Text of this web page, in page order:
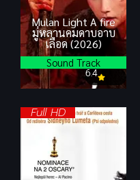
Mulan Light A fire
มู่หลานคมดาบอาบ
เลือด (2026)
6.4
Sound Track
Full HD